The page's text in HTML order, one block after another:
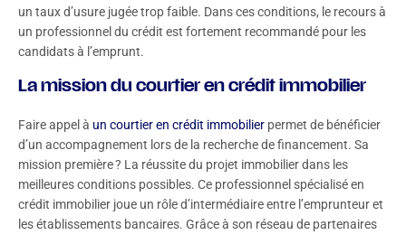
un taux d’usure jugée trop faible. Dans ces conditions, le recours à
un professionnel du crédit est fortement recommandé pour les
candidats à l’emprunt.
La mission du courtier en crédit immobilier
Faire appel à un courtier en crédit immobilier permet de bénéficier
d’un accompagnement lors de la recherche de financement. Sa
mission première ? La réussite du projet immobilier dans les
meilleures conditions possibles. Ce professionnel spécialisé en
crédit immobilier joue un rôle d’intermédiaire entre l’emprunteur et
les établissements bancaires. Grâce à son réseau de partenaires